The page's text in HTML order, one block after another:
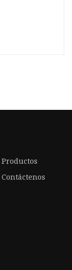
Productos
Contáctenos